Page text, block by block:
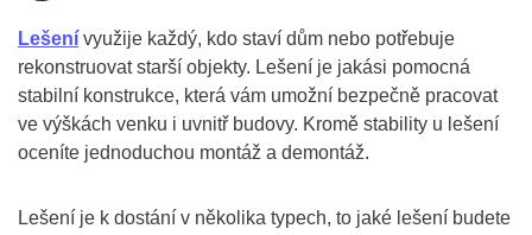
Lešení využije každý, kdo staví dům nebo potřebuje
rekonstruovat starší objekty. Lešení je jakási pomocná
stabilní konstrukce, která vám umožní bezpečně pracovat
ve výškách venku i uvnitř budovy. Kromě stability u lešení
oceníte jednoduchou montáž a demontáž.
Lešení je k dostání v několika typech, to jaké lešení budete